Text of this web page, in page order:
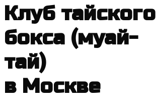
Клуб тайского
бокса (муай-
тай)
в Москве